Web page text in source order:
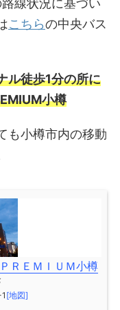
線状況に基づい
こちらの中央バス
ル徒歩1分の所に
小樽
も小樽市内の移動
ＲＥＭＩＵＭ小樽
[地図]